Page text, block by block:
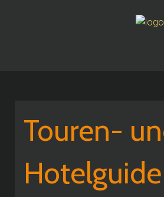
Touren-